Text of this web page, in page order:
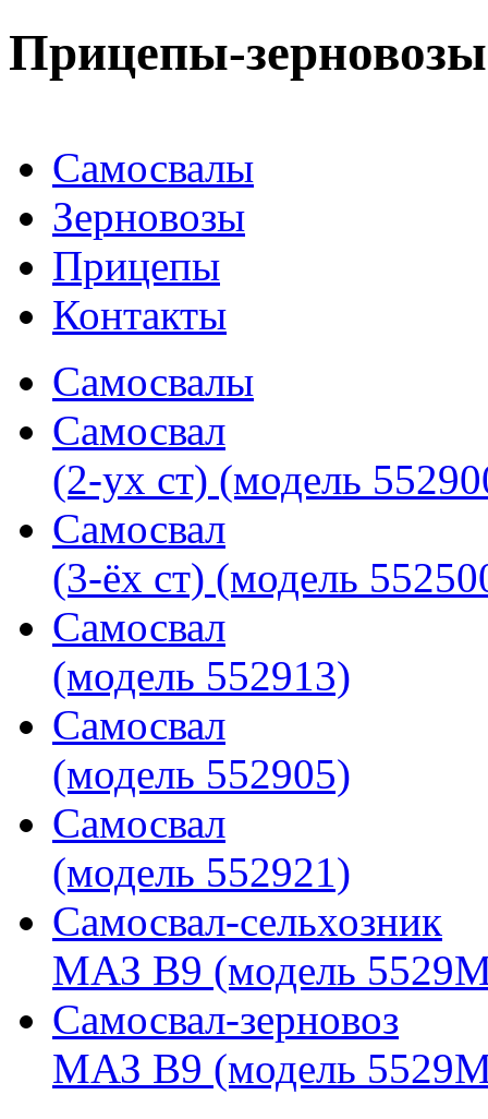
Прицепы-
Самосвалы
Зерновозы
Прицепы
Контакты
Самосвалы
Самосвал
(2-ух ст) (модель
Самосвал
(3-ёх ст) (модель
Самосвал
(модель 552913)
Самосвал
(модель 552905)
Самосвал
(модель 552921)
Самосвал-сельхозник
МАЗ В9 (модель
Самосвал-зерновоз
МАЗ В9 (модель